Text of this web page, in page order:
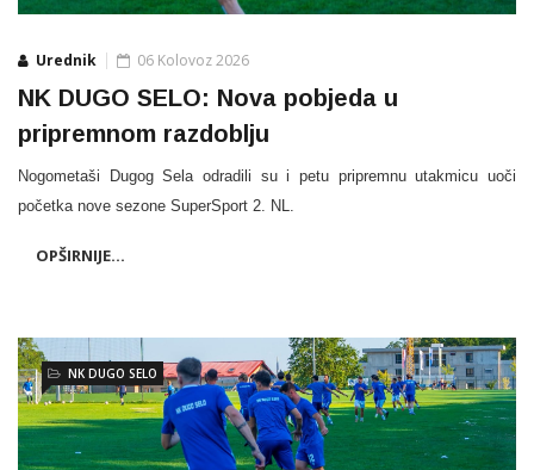
Urednik 06 Kolovoz 2026
NK DUGO SELO: Nova pobjeda u
pripremnom razdoblju
Nogometaši Dugog Sela odradili su i petu pripremnu utakmicu uoči
početka nove sezone SuperSport 2. NL.
OPŠIRNIJE...
NK DUGO SELO